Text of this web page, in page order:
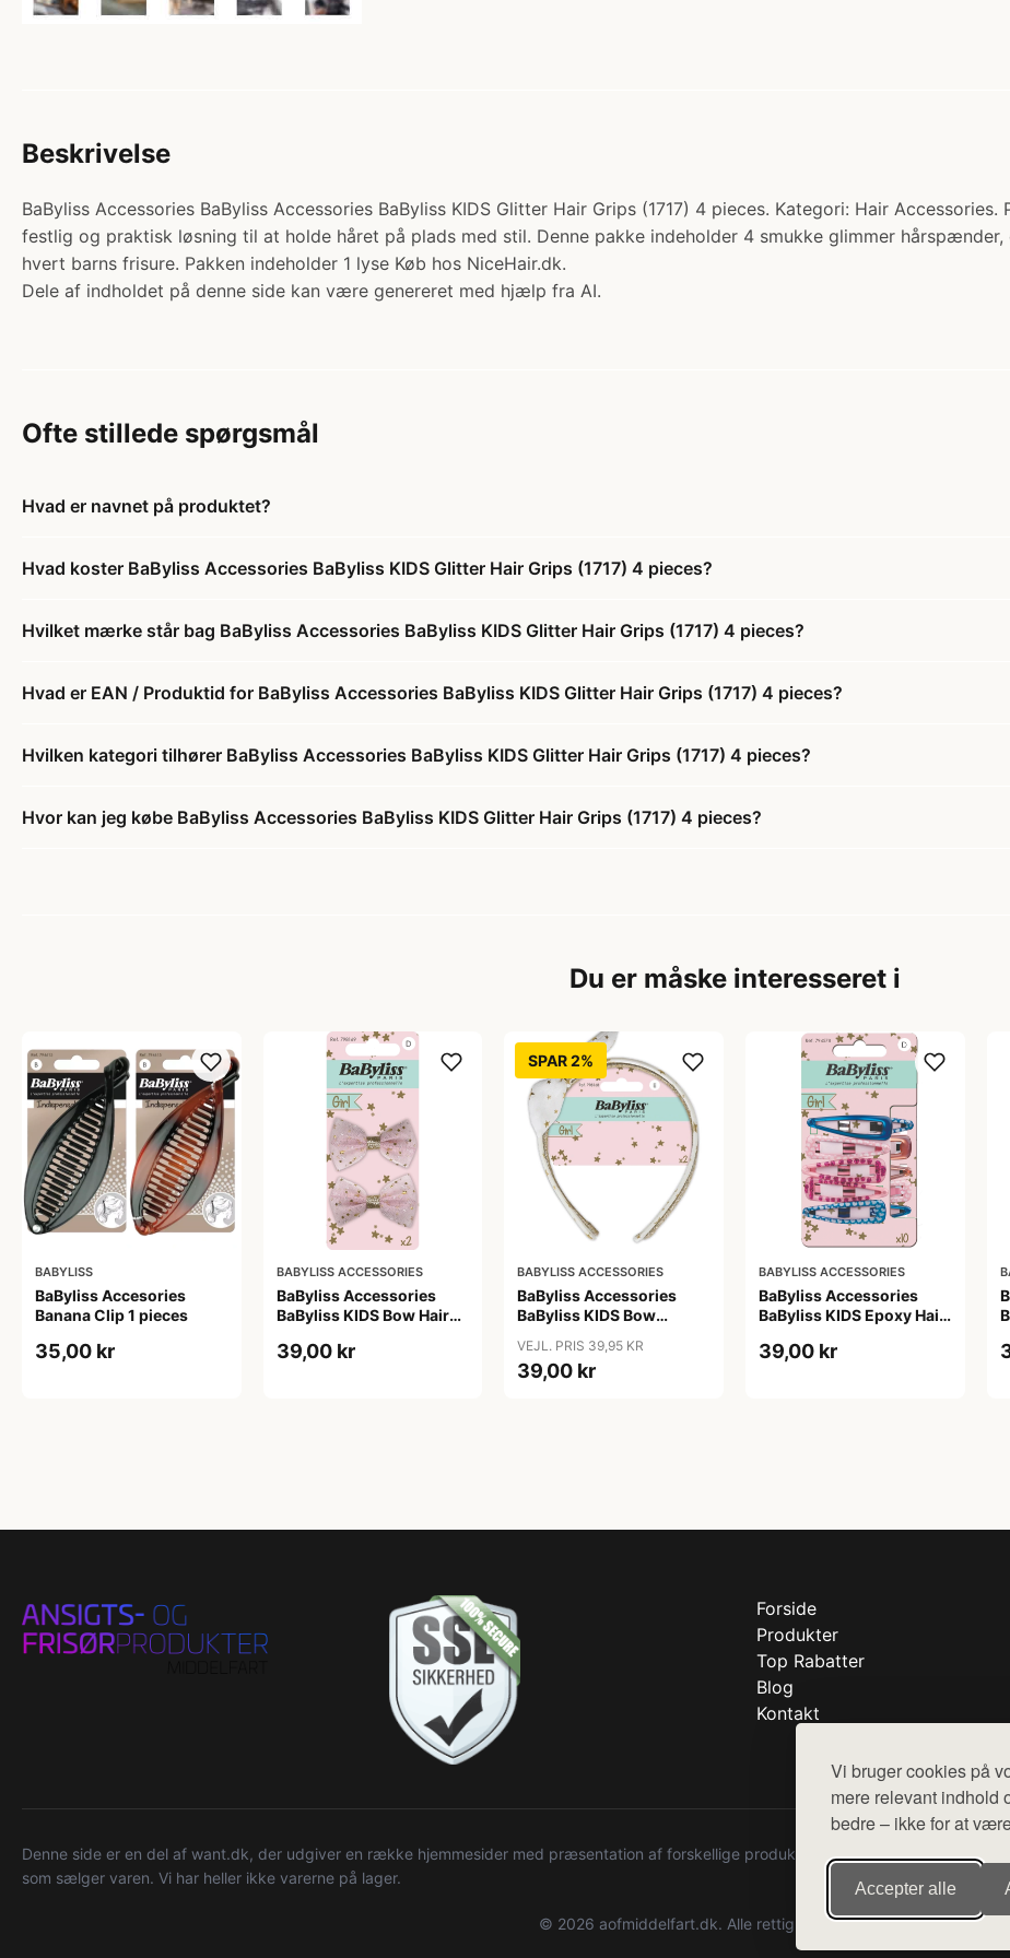
Vi bruger cookies på
mere relevant indhold
bedre – ikke for at
Accepter alle
Beskrivelse
BaByliss Accessories BaByliss Accessories BaByliss KIDS Glitter Hair Grips (1717) 4 pieces. Kategori: Hair
festlig og praktisk løsning til at holde håret på plads med stil. Denne pakke indeholder 4 smukke glimmer
hvert barns frisure. Pakken indeholder 1 lyse Køb hos NiceHair.dk.
Dele af indholdet på denne side kan være genereret med hjælp fra AI.
Ofte stillede spørgsmål
Hvad er navnet på produktet?
Hvad koster BaByliss Accessories BaByliss KIDS Glitter Hair Grips (1717) 4 pieces?
Hvilket mærke står bag BaByliss Accessories BaByliss KIDS Glitter Hair Grips (1717) 4 pieces?
Hvad er EAN / Produktid for BaByliss Accessories BaByliss KIDS Glitter Hair Grips (1717) 4 pieces?
Hvilken kategori tilhører BaByliss Accessories BaByliss KIDS Glitter Hair Grips (1717) 4 pieces?
Hvor kan jeg købe BaByliss Accessories BaByliss KIDS Glitter Hair Grips (1717) 4 pieces?
Du er måske interesseret i
BABYLISS
BaByliss Accesories
Banana Clip 1 pieces
35,00 kr
BABYLISS ACCESSORIES
BaByliss Accessories
BaByliss KIDS Bow Hair
39,00 kr
SPAR 2%
BABYLISS ACCESSORIES
BaByliss Accessories
BaByliss KIDS Bow
pieces
VEJL. PRIS 39,95 KR
39,00 kr
BABYLISS ACCESSORIES
BaByliss Accessories
BaByliss KIDS Epoxy Hair
39,00 kr
Forside
Produkter
Top Rabatter
Blog
Kontakt
Denne side er en del af want.dk, der udgiver en række hjemmesider med præsentation af forskellige produkter fra diverse webshops.
som sælger varen. Vi har heller ikke varerne på lager.
© 2026 aofmiddelfart.dk. Alle rettigheder forbeholdes.